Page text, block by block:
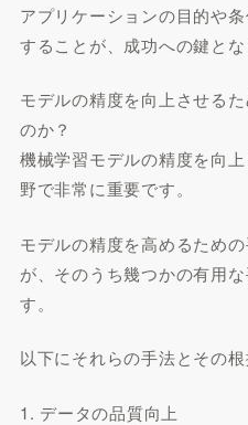
アプリケーションの目的や
することが、成功への鍵とな
モデルの精度を向上させる
のか？
機械学習モデルの精度を向
野で非常に重要です。
モデルの精度を高めるため
が、そのうち幾つかの有用
す。
以下にそれらの手法とその根
1. データの品質向上